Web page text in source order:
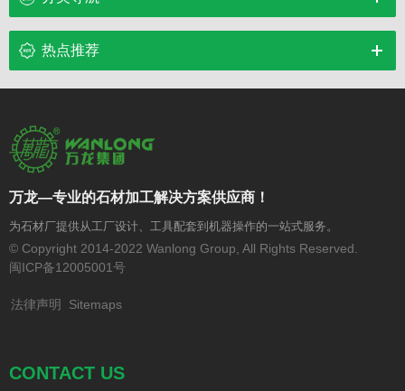
热点推荐
万龙—专业的石材加工解决方案供应商！
为石材厂提供从工厂设计、工具配套到机器操作的一站式服务。
© Copyright 2014-2022 Wanlong Group, All Rights Reserved.
闽ICP备12005001号
法律声明 Sitemaps
CONTACT US